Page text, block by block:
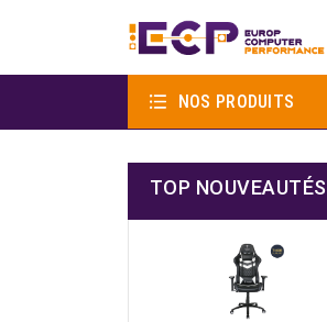
 NOS PRODUITS
TOP NOUVEAUTÉS